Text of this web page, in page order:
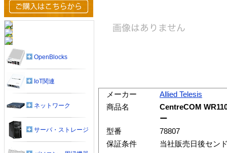
メーカー
Allied Telesis
商品名
CentreCOM
ー
型番
78807
保証条件
当社販売日後セン
OpenBlocks
IoT関連
ネットワーク
サーバ・ストレージ